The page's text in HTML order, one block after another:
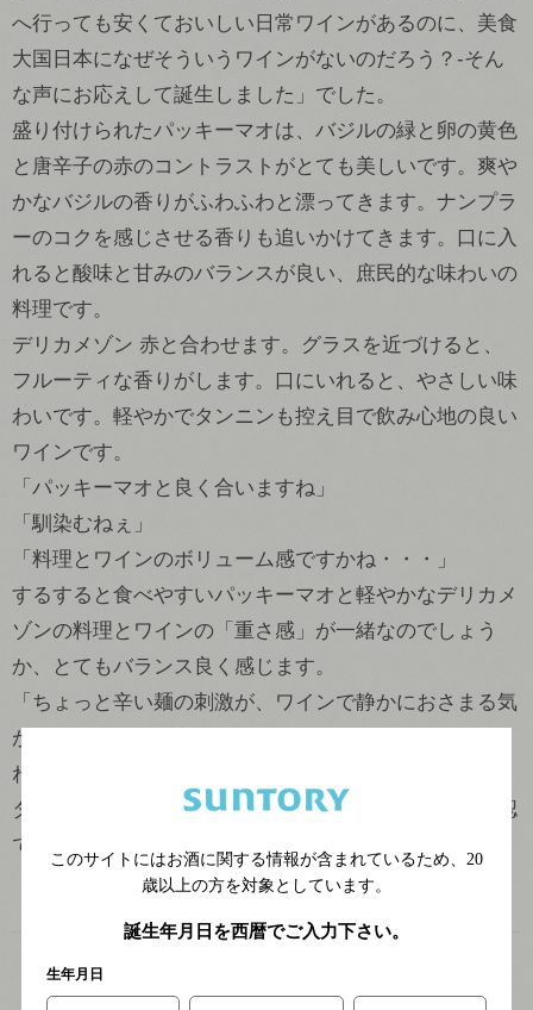
へ行っても安くておいしい日常ワインがあるのに、美食
大国日本になぜそういうワインがないのだろう？-そん
な声にお応えして誕生しました」でした。
盛り付けられたパッキーマオは、バジルの緑と卵の黄色
と唐辛子の赤のコントラストがとても美しいです。爽や
かなバジルの香りがふわふわと漂ってきます。ナンプラ
ーのコクを感じさせる香りも追いかけてきます。口に入
れると酸味と甘みのバランスが良い、庶民的な味わいの
料理です。
デリカメゾン 赤と合わせます。グラスを近づけると、
フルーティな香りがします。口にいれると、やさしい味
わいです。軽やかでタンニンも控え目で飲み心地の良い
ワインです。
「パッキーマオと良く合いますね」
「馴染むねぇ」
「料理とワインのボリューム感ですかね・・・」
するすると食べやすいパッキーマオと軽やかなデリカメ
ゾンの料理とワインの「重さ感」が一緒なのでしょう
か、とてもバランス良く感じます。
「ちょっと辛い麺の刺激が、ワインで静かにおさまる気
がします、甘さが辛さを和らげてくれるのでしょうか
ね」
タイの庶民的料理とディリーワインの絶妙な相性が確認
できたテイスティング実験でした。
このサイトにはお酒に関する情報が含まれているため、 20
歳以上の方を対象としています。
誕生年月日を西暦でご入力下さい。
生年月日